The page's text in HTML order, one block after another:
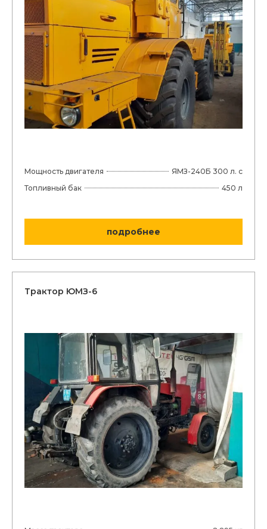
Мощность двигателя
ЯМЗ-240Б 300 л. с
Топливный бак
450 л
подробнее
Трактор ЮМЗ-6